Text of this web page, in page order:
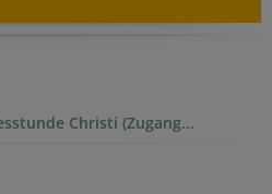
Christi (Zugang...